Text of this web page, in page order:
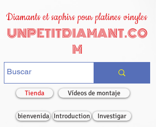
Diamants et saphirs pour platines vinyles
UNPETITDIAMANT.CO
M
Tienda Vídeos de montaje
bienvenida Introduction Investigar